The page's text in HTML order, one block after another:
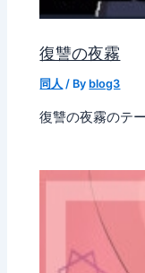
復讐の夜霧
同人 / By blog3
復讐の夜霧のテ